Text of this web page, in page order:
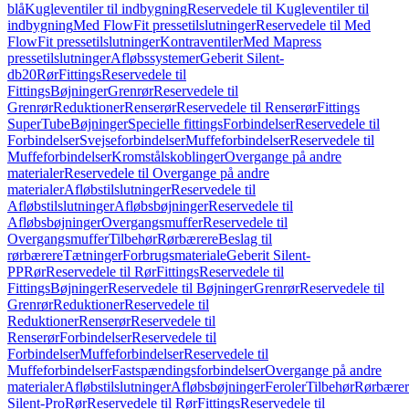
blåKugleventiler til indbygningReservedele til Kugleventiler til
indbygningMed FlowFit pressetilslutningerReservedele til Med
FlowFit pressetilslutningerKontraventilerMed Mapress
pressetilslutningerAfløbssystemerGeberit Silent-
db20RørFittingsReservedele til
FittingsBøjningerGrenrørReservedele til
GrenrørReduktionerRenserørReservedele til RenserørFittings
SuperTubeBøjningerSpecielle fittingsForbindelserReservedele til
ForbindelserSvejseforbindelserMuffeforbindelserReservedele til
MuffeforbindelserKromstålskoblingerOvergange på andre
materialerReservedele til Overgange på andre
materialerAfløbstilslutningerReservedele til
AfløbstilslutningerAfløbsbøjningerReservedele til
AfløbsbøjningerOvergangsmufferReservedele til
OvergangsmufferTilbehørRørbærereBeslag til
rørbærereTætningerForbrugsmaterialeGeberit Silent-
PPRørReservedele til RørFittingsReservedele til
FittingsBøjningerReservedele til BøjningerGrenrørReservedele til
GrenrørReduktionerReservedele til
ReduktionerRenserørReservedele til
RenserørForbindelserReservedele til
ForbindelserMuffeforbindelserReservedele til
MuffeforbindelserFastspændingsforbindelserOvergange på andre
materialerAfløbstilslutningerAfløbsbøjningerFerolerTilbehør
Silent-ProRørReservedele til RørFittingsReservedele til